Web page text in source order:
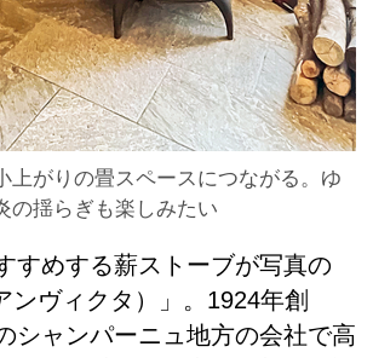
上がりの畳スペースにつながる。ゆ
の揺らぎも楽しみたい
すめする薪ストーブが写真の
ンヴィクタ）」。1924年創
シャンパーニュ地方の会社で高